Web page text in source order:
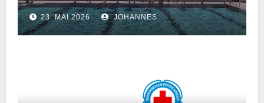
23. MAI 2026 JOHANNES